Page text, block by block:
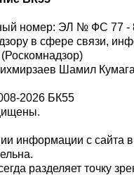
номер: ЭЛ № ФС 77 -
в сфере связи,
Шамил
2026 БК55
информации с сайта в
разделяет точку